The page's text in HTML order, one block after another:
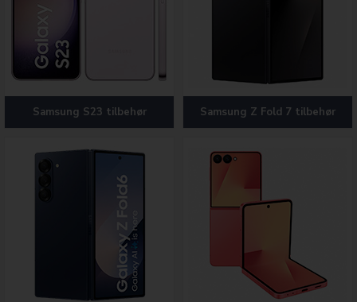
Samsung S23 tilbehør Samsung Z Fold 7 tilbehør